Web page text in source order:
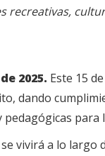
recreativas,
2025. Este 15
dando
para
vivirá a lo